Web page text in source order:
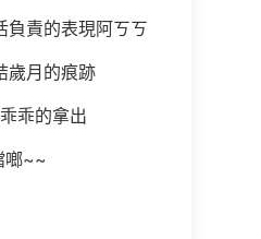
負責的表現阿ㄎㄎ
歲月的痕跡
乖的拿出
啷~~